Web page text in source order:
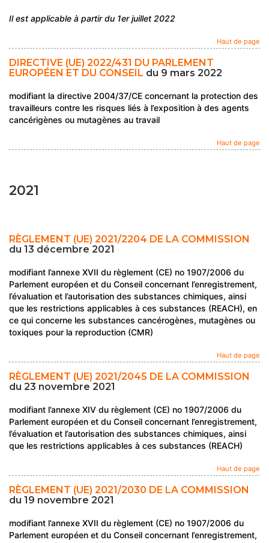
Il est applicable à partir du 1er juillet 2022
Haut de page
DIRECTIVE (UE) 2022/431 DU PARLEMENT
EUROPÉEN ET DU CONSEIL du 9 mars 2022
modifiant la directive 2004/37/CE concernant la protection des
travailleurs contre les risques liés à l’exposition à des agents
cancérigènes ou mutagènes au travail
Haut de page
2021
RÈGLEMENT (UE) 2021/2204 DE LA COMMISSION
du 13 décembre 2021
modifiant l’annexe XVII du règlement (CE) no 1907/2006 du
Parlement européen et du Conseil concernant l’enregistrement,
l’évaluation et l’autorisation des substances chimiques, ainsi
que les restrictions applicables à ces substances (REACH), en
ce qui concerne les substances cancérogènes, mutagènes ou
toxiques pour la reproduction (CMR)
Haut de page
RÈGLEMENT (UE) 2021/2045 DE LA COMMISSION
du 23 novembre 2021
modifiant l’annexe XIV du règlement (CE) no 1907/2006 du
Parlement européen et du Conseil concernant l’enregistrement,
l’évaluation et l’autorisation des substances chimiques, ainsi
que les restrictions applicables à ces substances (REACH)
Haut de page
RÈGLEMENT (UE) 2021/2030 DE LA COMMISSION
du 19 novembre 2021
modifiant l’annexe XVII du règlement (CE) no 1907/2006 du
Parlement européen et du Conseil concernant l’enregistrement,